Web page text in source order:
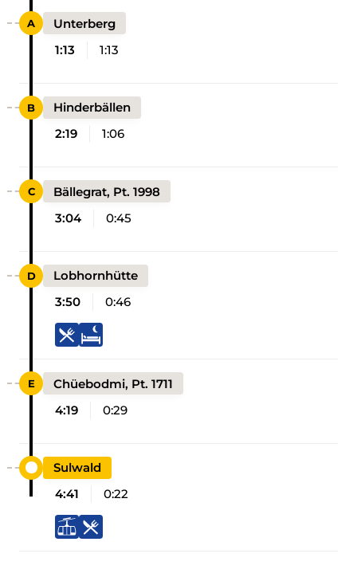
Unterberg
1:13
1:13
Hinderbällen
2:19
1:06
Bällegrat, Pt. 1998
3:04
0:45
Lobhornhütte
3:50
0:46
Chüebodmi, Pt. 1711
4:19
0:29
Sulwald
4:41
0:22